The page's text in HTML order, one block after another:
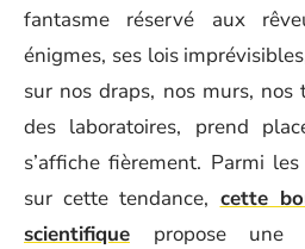
fantasme réservé aux
énigmes, ses lois
sur nos draps, nos murs, nos
des laboratoires, prend
s’affiche fièrement. Parmi
sur cette tendance, cette
scientifique propose une